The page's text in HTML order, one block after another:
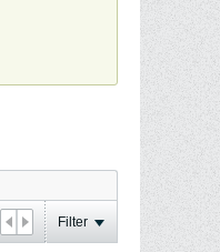
Filter